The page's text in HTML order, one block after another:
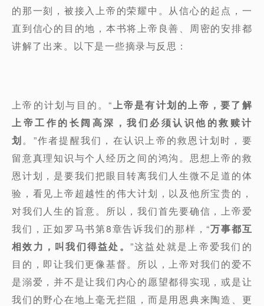
的那一刻，被接入上帝的荣耀中。从信心的起点，一
直到信心的目的地，本书将上帝良善、周密的安排都
讲解了出来。以下是一些摘录与反思：
上帝的计划与目的。“上帝是有计划的上帝，要了解
上帝工作的长阔高深，我们必须认识他的救赎计
划。”作者提醒我们，在认识上帝的救恩计划时，要
留意真理知识与个人经历之间的鸿沟。思想上帝的救
恩计划，是要我们把眼目转离我们人生微不足道的体
验，看见上帝超越性的伟大计划，以及他所宝贵的，
对我们人生的旨意。所以，我们首先要确信，上帝爱
我们，正如罗马书第8章告诉我们的那样，“万事都互
相效力，叫我们得益处。 ”这益处就是上帝爱我们的
目的，即让我们更像基督。所以，上帝对我们的爱不
是溺爱，并不是让我们内心的愿望都得实现，或是让
我们的野心在地上毫无拦阻，而是用恩典来陶造、更